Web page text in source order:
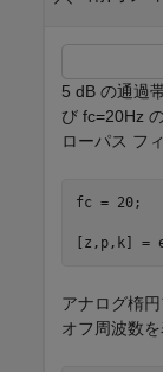
5 dB の通過
び fc=20Hz
ローパス フ
fc = 20;
[z,p,k] =
アナログ楕
オフ周波数を